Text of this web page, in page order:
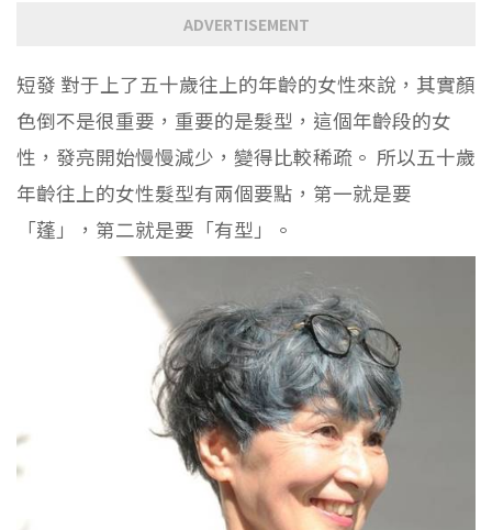
ADVERTISEMENT
短發 對于上了五十歲往上的年齡的女性來說，其實顏
色倒不是很重要，重要的是髮型，這個年齡段的女
性，發亮開始慢慢減少，變得比較稀疏。 所以五十歲
年齡往上的女性髮型有兩個要點，第一就是要
「蓬」，第二就是要「有型」。